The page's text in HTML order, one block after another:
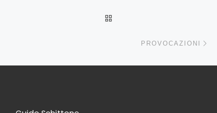
PROVOCAZIONI